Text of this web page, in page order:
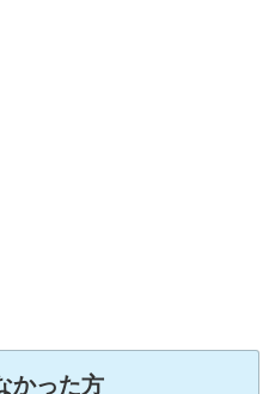
かった方